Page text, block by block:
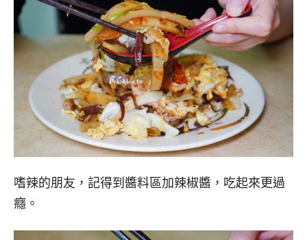
嗜辣的朋友，記得到醬料區加辣椒醬，吃起來更過
癮。